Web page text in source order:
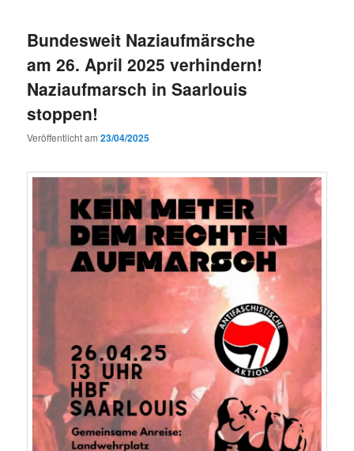
Bundesweit Naziaufmärsche
am 26. April 2025 verhindern!
Naziaufmarsch in Saarlouis
stoppen!
Veröffentlicht am23/04/2025